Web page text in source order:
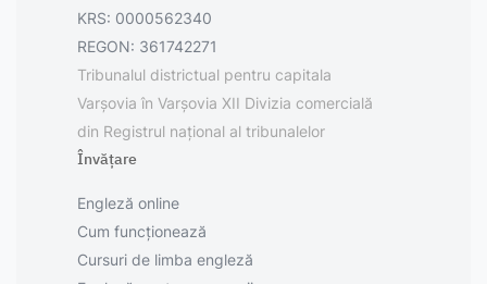
KRS: 0000562340
REGON: 361742271
Tribunalul districtual pentru capitala
Varșovia în Varșovia XII Divizia comercială
din Registrul național al tribunalelor
Învățare
Engleză online
Cum funcționează
Cursuri de limba engleză